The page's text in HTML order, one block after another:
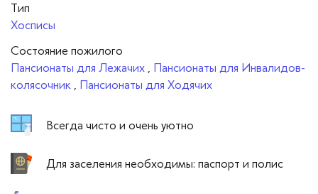
Тип
Хосписы
Cостояние пожилого
Пансионаты для Лежачих , Пансионаты для Инвалидов-
колясочник , Пансионаты для Ходячих
Всегда чисто и очень уютно
Для заселения необходимы: паспорт и полис